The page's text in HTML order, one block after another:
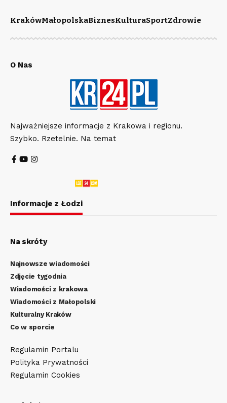
KrakówMałopolskaBiznesKulturaSportZdrowie
O Nas
Najważniejsze informacje z Krakowa i regionu.
Szybko. Rzetelnie. Na temat
Informacje z Łodzi
Na skróty
Najnowsze wiadomości
Zdjęcie tygodnia
Wiadomości z krakowa
Wiadomości z Małopolski
Kulturalny Kraków
Co w sporcie
Regulamin Portalu
Polityka Prywatności
Regulamin Cookies